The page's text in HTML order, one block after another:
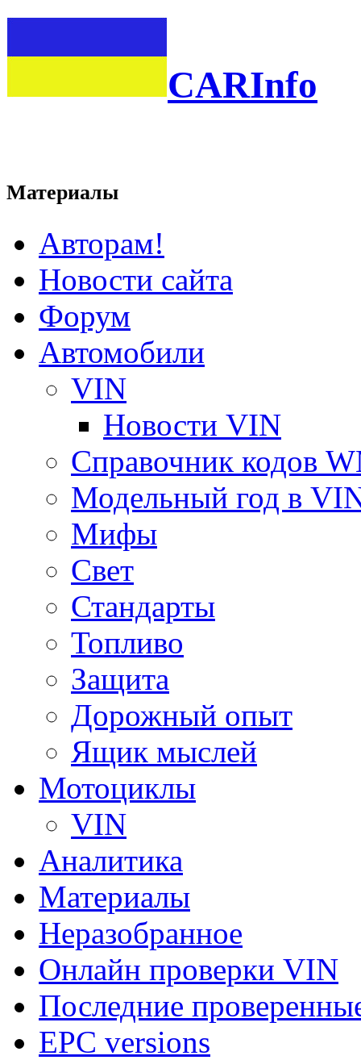
CARInfo
Материалы
Авторам!
Новости сайта
Форум
Автомобили
VIN
Новости VIN
Справочник кодов
Модельный год в
Мифы
Свет
Стандарты
Топливо
Защита
Дорожный опыт
Ящик мыслей
Мотоциклы
VIN
Аналитика
Материалы
Неразобранное
Онлайн проверки VIN
Последние
EPC versions